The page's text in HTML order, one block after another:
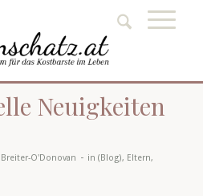
Neuigkeiten
O'Donovan - in (Blog), Eltern,